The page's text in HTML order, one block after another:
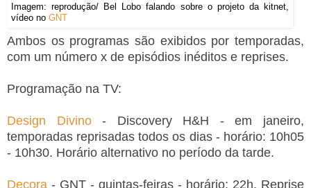
Imagem: reprodução/ Bel Lobo falando sobre o projeto da kitnet,
vídeo no GNT
Ambos os programas são exibidos por temporadas,
com um número x de episódios inéditos e reprises.
Programação na TV:
Design Divino- Discovery H&H - em janeiro,
temporadas reprisadas todos os dias - horário: 10h05
- 10h30. Horário alternativo no período da tarde.
Decora - GNT - quintas-feiras - horário: 22h. Reprise